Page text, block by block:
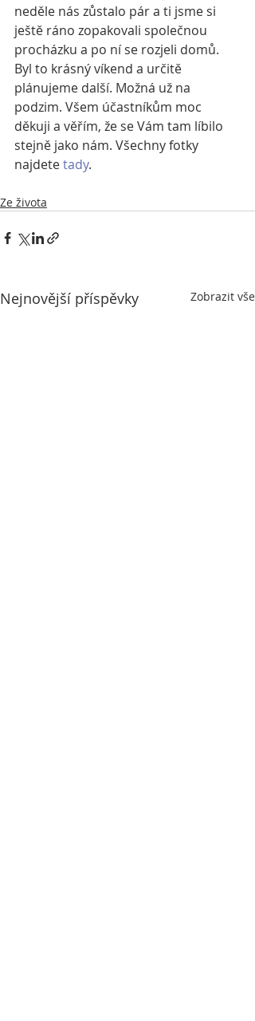
neděle nás zůstalo pár a ti jsme si
ještě ráno zopakovali společnou
procházku a po ní se rozjeli domů.
Byl to krásný víkend a určitě
plánujeme další. Možná už na
podzim. Všem účastníkům moc
děkuji a věřím, že se Vám tam líbilo
stejně jako nám. Všechny fotky
najdete tady.
Ze života
Nejnovější příspěvky Zobrazit vše